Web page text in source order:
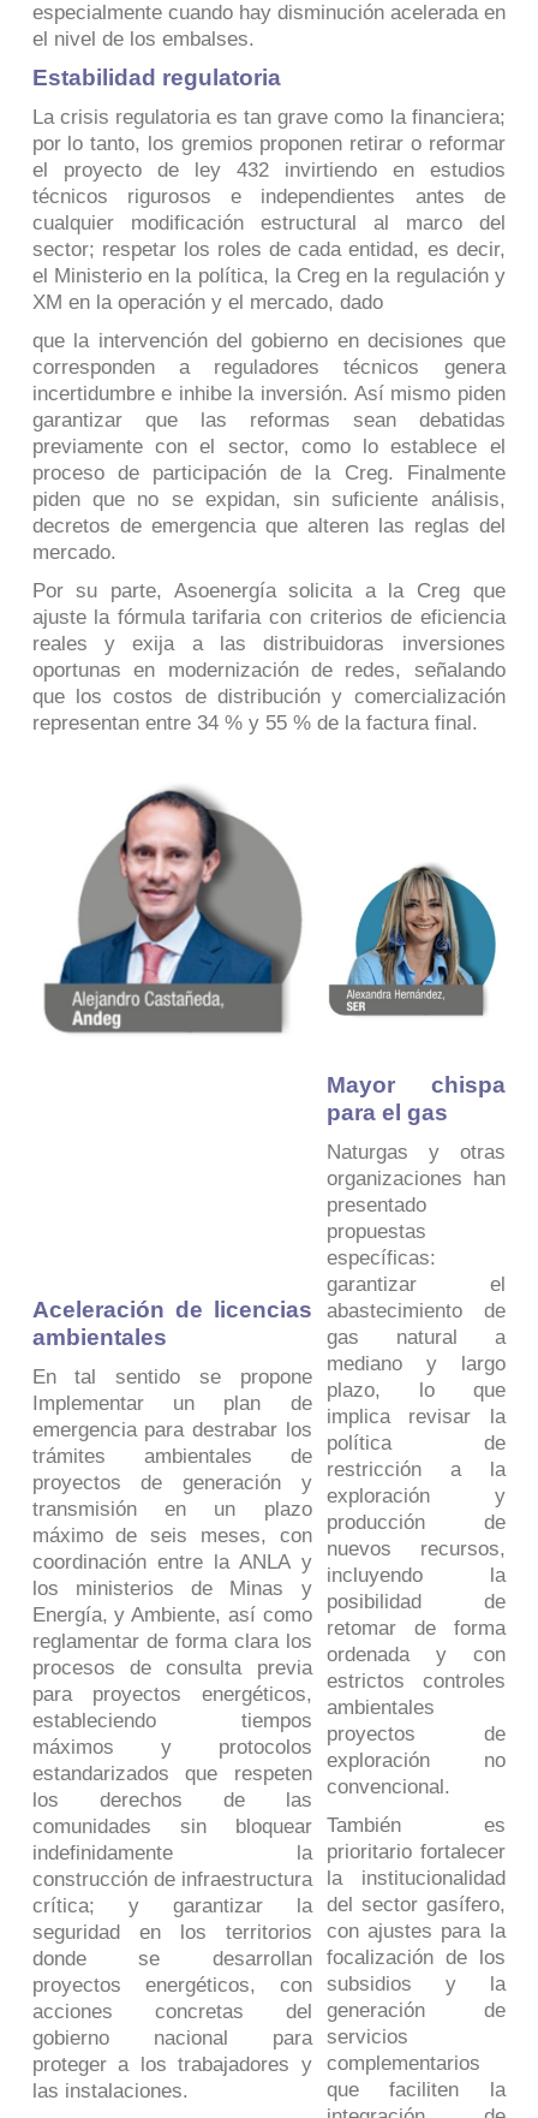
especialmente cuando hay disminución acelerada en
el nivel de los embalses.
Estabilidad regulatoria
La crisis regulatoria es tan grave como la financiera;
por lo tanto, los gremios proponen retirar o reformar
el proyecto de ley 432 invirtiendo en estudios
técnicos rigurosos e independientes antes de
cualquier modificación estructural al marco del
sector; respetar los roles de cada entidad, es decir,
el Ministerio en la política, la Creg en la regulación y
XM en la operación y el mercado, dado
que la intervención del gobierno en decisiones que
corresponden a reguladores técnicos genera
incertidumbre e inhibe la inversión. Así mismo piden
garantizar que las reformas sean debatidas
previamente con el sector, como lo establece el
proceso de participación de la Creg. Finalmente
piden que no se expidan, sin suficiente análisis,
decretos de emergencia que alteren las reglas del
mercado.
Por su parte, Asoenergía solicita a la Creg que
ajuste la fórmula tarifaria con criterios de eficiencia
reales y exija a las distribuidoras inversiones
oportunas en modernización de redes, señalando
que los costos de distribución y comercialización
representan entre 34 % y 55 % de la factura final.
Aceleración de licencias
ambientales
En tal sentido se propone
Implementar un plan de
emergencia para destrabar los
trámites ambientales de
proyectos de generación y
transmisión en un plazo
máximo de seis meses, con
coordinación entre la ANLA y
los ministerios de Minas y
Energía, y Ambiente, así como
reglamentar de forma clara los
procesos de consulta previa
para proyectos energéticos,
estableciendo tiempos
máximos y protocolos
estandarizados que respeten
los derechos de las
comunidades sin bloquear
indefinidamente la
construcción de infraestructura
crítica; y garantizar la
seguridad en los territorios
donde se desarrollan
proyectos energéticos, con
acciones concretas del
gobierno nacional para
proteger a los trabajadores y
las instalaciones.
Mayor chispa
para el gas
Naturgas y otras
organizaciones han
presentado
propuestas
específicas:
garantizar el
abastecimiento de
gas natural a
mediano y largo
plazo, lo que
implica revisar la
política de
restricción a la
exploración y
producción de
nuevos recursos,
incluyendo la
posibilidad de
retomar de forma
ordenada y con
estrictos controles
ambientales
proyectos de
exploración no
convencional.
También es
prioritario fortalecer
la institucionalidad
del sector gasífero,
con ajustes para la
focalización de los
subsidios y la
generación de
servicios
complementarios
que faciliten la